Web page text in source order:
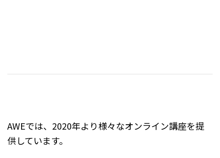
AWEでは、2020年より様々なオンライン講座を提
供しています。